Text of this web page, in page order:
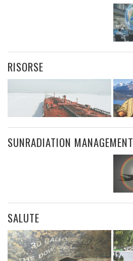
RISORSE
SUNRADIATION MANAGEMENT
SALUTE